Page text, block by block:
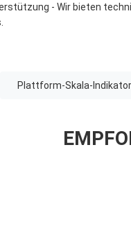
- Wir bieten
Plattform-Skala-Indikator